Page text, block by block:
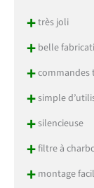
+très joli
+belle
+commandes
+simple
+silencieuse
+filtre à
+montage